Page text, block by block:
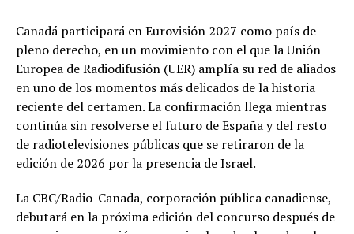
Canadá participará en Eurovisión 2027 como país de
pleno derecho, en un movimiento con el que la Unión
Europea de Radiodifusión (UER) amplía su red de aliados
en uno de los momentos más delicados de la historia
reciente del certamen. La confirmación llega mientras
continúa sin resolverse el futuro de España y del resto
de radiotelevisiones públicas que se retiraron de la
edición de 2026 por la presencia de Israel.
La CBC/Radio-Canada, corporación pública canadiense,
debutará en la próxima edición del concurso después de